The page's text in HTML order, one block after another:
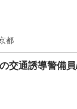
都
交通誘導警備